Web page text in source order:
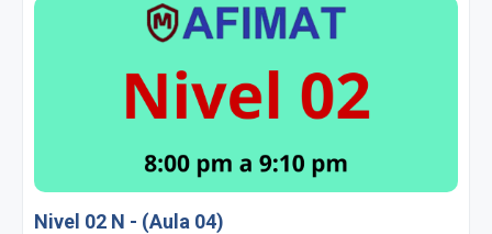
Nivel 02 N - (Aula 04)